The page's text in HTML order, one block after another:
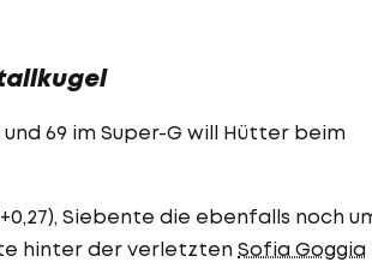
69 im Super-G will Hütter beim
Siebente die ebenfalls noch
hinter der verletzten Sofia Goggia